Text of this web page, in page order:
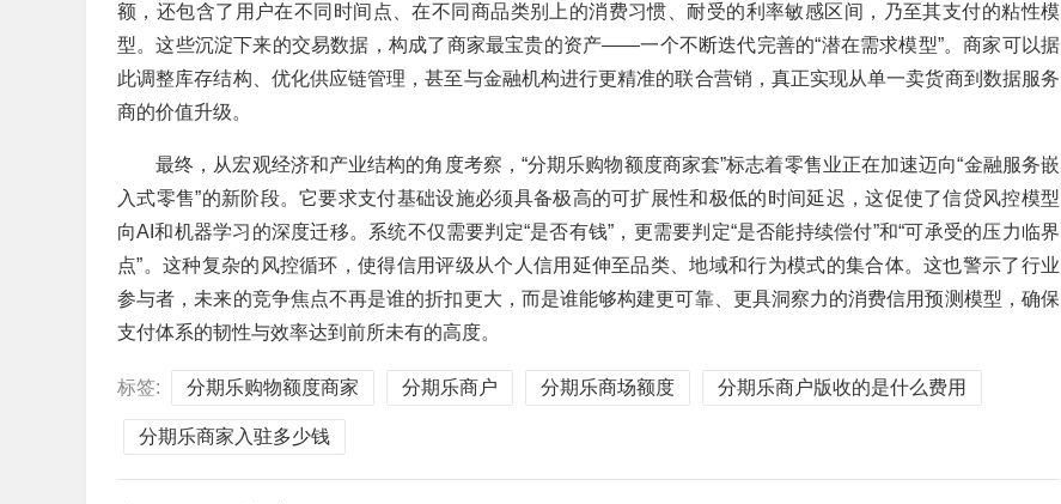
额，还包含了用户在不同时间点、在不同商品类别上的消费习惯、耐受的利率敏感区间，乃至其支付的粘性模
型。这些沉淀下来的交易数据，构成了商家最宝贵的资产——一个不断迭代完善的“潜在需求模型”。商家可以据
此调整库存结构、优化供应链管理，甚至与金融机构进行更精准的联合营销，真正实现从单一卖货商到数据服务
商的价值升级。
最终，从宏观经济和产业结构的角度考察，“分期乐购物额度商家套”标志着零售业正在加速迈向“金融服务嵌
入式零售”的新阶段。它要求支付基础设施必须具备极高的可扩展性和极低的时间延迟，这促使了信贷风控模型
向AI和机器学习的深度迁移。系统不仅需要判定“是否有钱”，更需要判定“是否能持续偿付”和“可承受的压力临界
点”。这种复杂的风控循环，使得信用评级从个人信用延伸至品类、地域和行为模式的集合体。这也警示了行业
参与者，未来的竞争焦点不再是谁的折扣更大，而是谁能够构建更可靠、更具洞察力的消费信用预测模型，确保
支付体系的韧性与效率达到前所未有的高度。
标签: 分期乐购物额度商家 分期乐商户 分期乐商场额度 分期乐商户版收的是什么费用
分期乐商家入驻多少钱